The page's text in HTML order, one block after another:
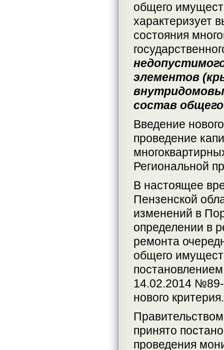
общего
характеризует
состояния
элементов
состав
Введение
проведение
Региональной
В настоящее
Пензенской
изменений в
определении в
ремонта
общего
14.02.2014
нового критерия.
принято
проведения